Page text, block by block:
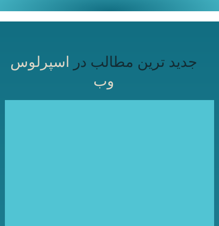
جدید ترین مطالب در
اسپرلوس
وب